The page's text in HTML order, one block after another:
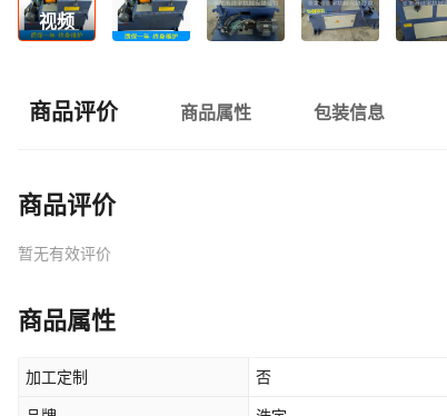
视频
商品评价 商品属性 包装信息
商品评价
暂无有效评价
商品属性
加工定制 否